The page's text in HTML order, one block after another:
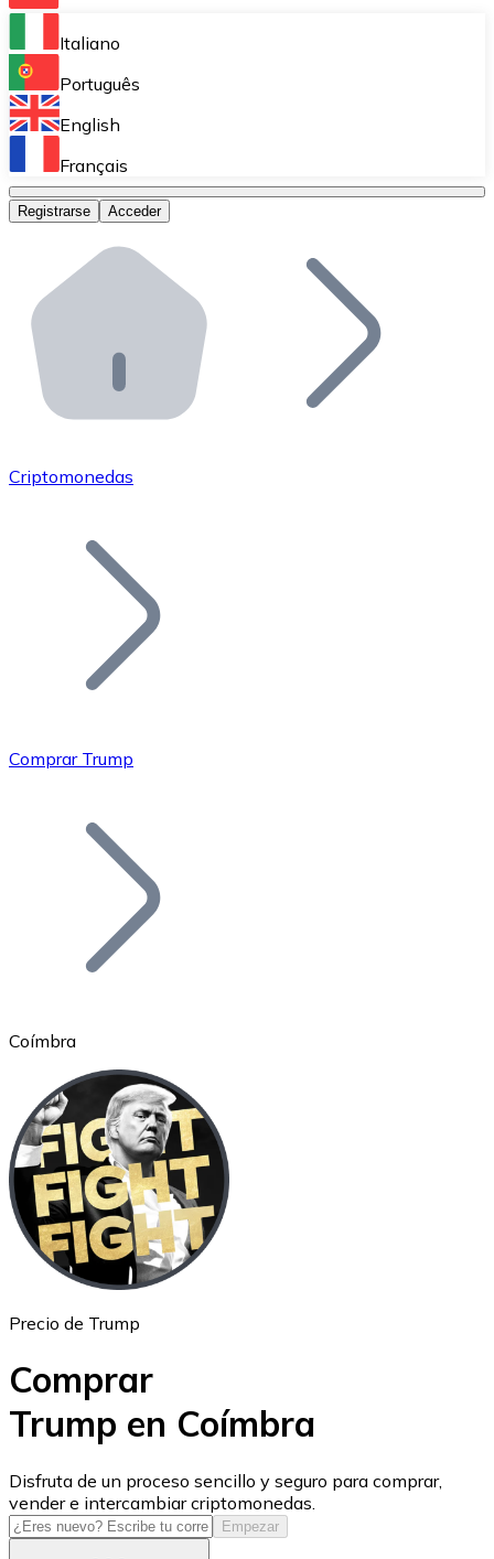
Bitnovo Ramp
Integra nuestra solución en tu plataforma.
Bitnovo Giftcards
Bitnovo OTC
Bitnovo ATM
Integra un ATM Bitnovo en tu negocio y permite que
Bitnovo API
Integra nuestra API en tu ecosistema.
Únete a nuestra red de distribuidores.
Añade tu proyecto a nuestro ecosistema.
Bitcoin
Ethereum
ETH
USD Coin
USDC
Italiano
Português
English
Français
Registrarse Acceder
Criptomonedas
Comprar Trump
Coímbra
Precio de Trump
Comprar
Trump en Coímbra
Disfruta de un proceso sencillo y seguro para comprar,
vender e intercambiar criptomonedas.
Empezar